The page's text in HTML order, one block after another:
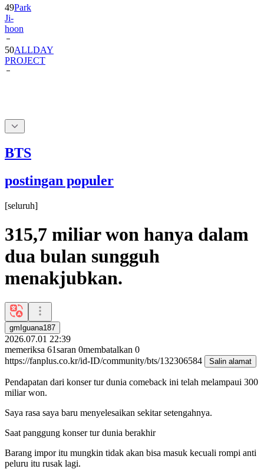
49Park
Ji-
hoon
50ALLDAY
PROJECT
BTS
postingan populer
[seluruh]
315,7 miliar won hanya dalam
dua bulan sungguh
menakjubkan.
gmIguana187
2026.07.01 22:39
memeriksa 61saran 0membatalkan 0
https://fanplus.co.kr/id-ID/community/bts/132306584
Salin alamat
Pendapatan dari konser tur dunia comeback ini telah melampaui 300
miliar won.
Saya rasa saya baru menyelesaikan sekitar setengahnya.
Saat panggung konser tur dunia berakhir
Barang impor itu mungkin tidak akan bisa masuk kecuali rompi anti
peluru itu rusak lagi.